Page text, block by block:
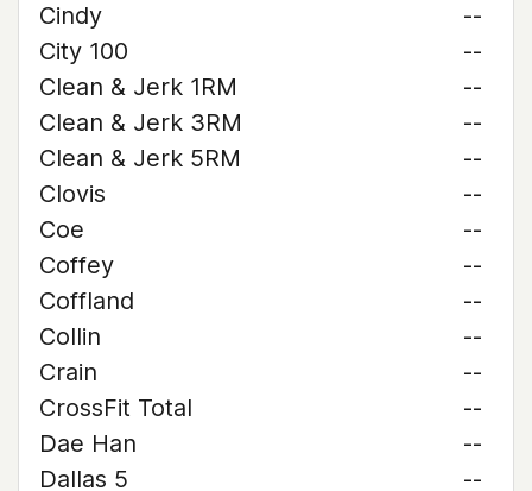
Cindy
--
City 100
--
Clean & Jerk 1RM
--
Clean & Jerk 3RM
--
Clean & Jerk 5RM
--
Clovis
--
Coe
--
Coffey
--
Coffland
--
Collin
--
Crain
--
CrossFit Total
--
Dae Han
--
Dallas 5
--